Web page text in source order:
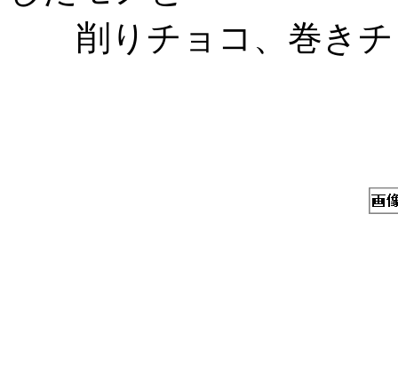
削りチョコ、巻きチ